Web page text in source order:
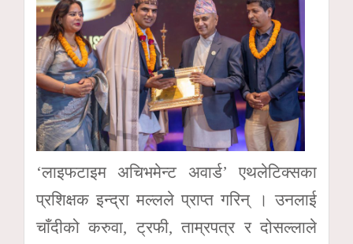
‘लाइफटाइम अचिभमेन्ट अवार्ड’ एथलेटिक्सका
प्रशिक्षक इन्द्रा मल्लले प्राप्त गरिन् । उनलाई
चाँदीको करुवा, ट्रफी, ताम्रपत्र र दोसल्लाले